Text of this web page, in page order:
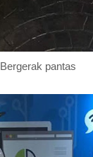
Bergerak pantas